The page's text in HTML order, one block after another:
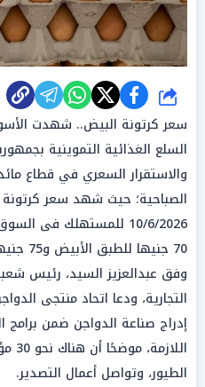
شارك
سعر كرتونة البيض.. شهدت
السلع الغذائية التموينية
والاستقرار السعري في قطاع
الصباحية؛ حيث شهد سعر كرتونة
10/6/2026 للمستهلك فى
70
وفق عبدالعزيز السيد، رئيس
التجارية، ودعا اتحاد منتجى
إدراج صناعة الدواجن ضمن برامج
الطيور، وتواصل أعمال التصدير.